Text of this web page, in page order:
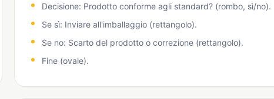
Decisione: Prodotto conforme agli standard? (rombo, sì/no).
Se sì: Inviare all'imballaggio (rettangolo).
Se no: Scarto del prodotto o correzione (rettangolo).
Fine (ovale).
Te reo Māori